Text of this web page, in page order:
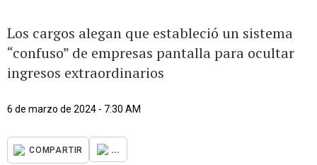
Los cargos alegan que estableció un sistema
“confuso” de empresas pantalla para ocultar
ingresos extraordinarios
6 de marzo de 2024 - 7:30 AM
COMPARTIR ...